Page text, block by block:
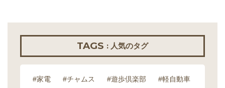
TAGS : 人気のタグ
#家電 #チャムス #遊歩倶楽部
#軽自動車